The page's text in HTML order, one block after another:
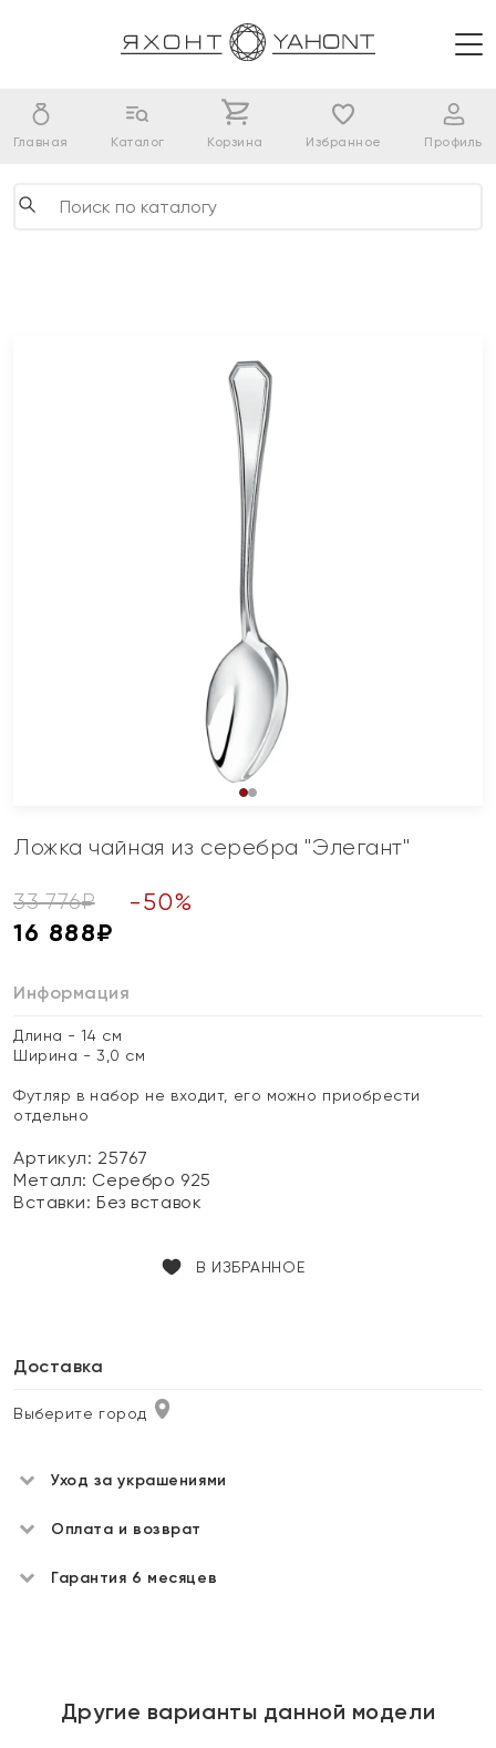
Главная Каталог Корзина Избранное Профиль
Ложка чайная из серебра "Элегант"
33 776₽ -50%
16 888₽
Информация
Длина - 14 см
Ширина - 3,0 см
Футляр в набор не входит, его можно приобрести
отдельно
Артикул: 25767
Металл: Серебро 925
Вставки:Без вставок
В ИЗБРАННОЕ
Доставка
Выберите город
Уход за украшениями
Оплата и возврат
Гарантия 6 месяцев
Другие варианты данной модели